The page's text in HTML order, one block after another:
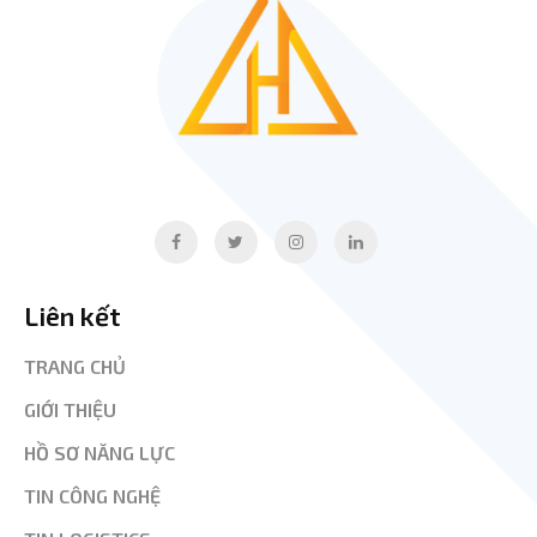
Liên kết
TRANG CHỦ
GIỚI THIỆU
HỒ SƠ NĂNG LỰC
TIN CÔNG NGHỆ